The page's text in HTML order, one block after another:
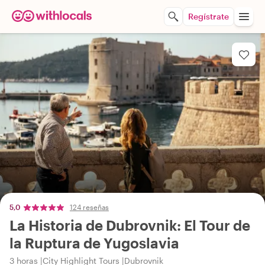
Regístrate
5,0 124 reseñas
La Historia de Dubrovnik: El Tour de
la Ruptura de Yugoslavia
3 horas City Highlight Tours Dubrovnik